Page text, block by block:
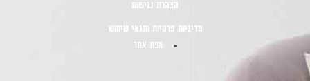
הצהרת נגישות
מדיניות פרטיות ותנאי שימוש
מפת אתר